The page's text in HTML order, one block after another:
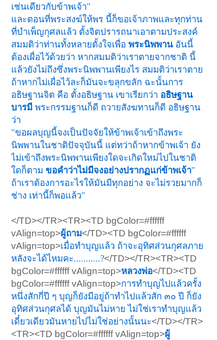
เช่นเดียวกับข้าพเจ้า"
และตอนที่พระสงฆ์ให้พร นี้ก็ขอเจ้าภาพและทุกท่าน
ที่บำเพ็ญกุศลแล้ว ตั้งจิตปรารถนาเอาตามประสงค์
สมมติว่าท่านทั้งหลายตั้งใจเพื่อพระนิพพาน อันนี้
ต้องเผื่อไว้ด้วยว่า หากสมมติว่าเราตายจากชาติ นี้
แล้วยังไม่ถึงซึ่งพระนิพพานเพียงไร สมมติว่าเราตาย
ถ้าหากไม่เผื่อไว้ละก็มันจะขลุกขลัก ฉะนั้นการ
อธิษฐานจิต คือ ตั้งอธิษฐาน เขาเรียกว่า อธิษฐาน
บารมีพระกรรมฐานก็ดี ถวายสังฆทานก็ดี อธิษฐาน
ว่า
"ขอผลบุญนี้จงเป็นปัจจัยให้ข้าพเจ้าเข้าถึงพระ
นิพพานในชาติปัจจุบันนี้ แต่ทว่าถ้าหากข้าพเจ้า ยัง
ไม่เข้าถึงพระนิพพานเพียงใดจะเกิดใหม่ไปในชาติ
ใดก็ตาม ขอคำว่าไม่มีจงอย่างปรากฏแก่ข้าพเจ้า"
ถ้าเราต้องการอะไรให้มันมีทุกอย่าง จะไม่รวยมากก็
ช่าง เท่านี้ก็พอแล้ว"
</TD></TR><TR><TD bgColor=#ffffff
vAlign=top>ผู้ถาม</TD><TD bgColor=#ffffff
vAlign=top>เมื่อทำบุญแล้ว ถ้าจะอุทิศส่วนกุศลภาย
หลังจะได้ไหมคะ...........?</TD></TR><TR><TD
bgColor=#ffffff vAlign=top>หลวงพ่อ</TD><TD
bgColor=#ffffff vAlign=top>การทำบุญไปแล้วครั้ง
หนึ่งสักกี่ปี ๆ บุญก็ยังมีอยู่ถ้าทำไปแล้วสัก ๓๐ ปี ก็ยัง
อุทิศส่วนกุศลได้ บุญมันไม่หาย ไม่ใช่เราทำบุญแล้ว
เดี๋ยวเดียวมันหายไปไม่ใช่อย่างนั้นนะ</TD></TR>
<TR><TD bgColor=#ffffff vAlign=top>ผู้